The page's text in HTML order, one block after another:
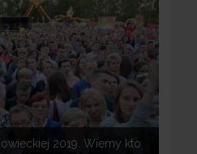
2019. Wiemy kto